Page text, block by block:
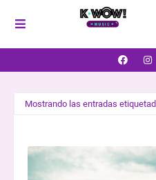
Mostrando las entradas